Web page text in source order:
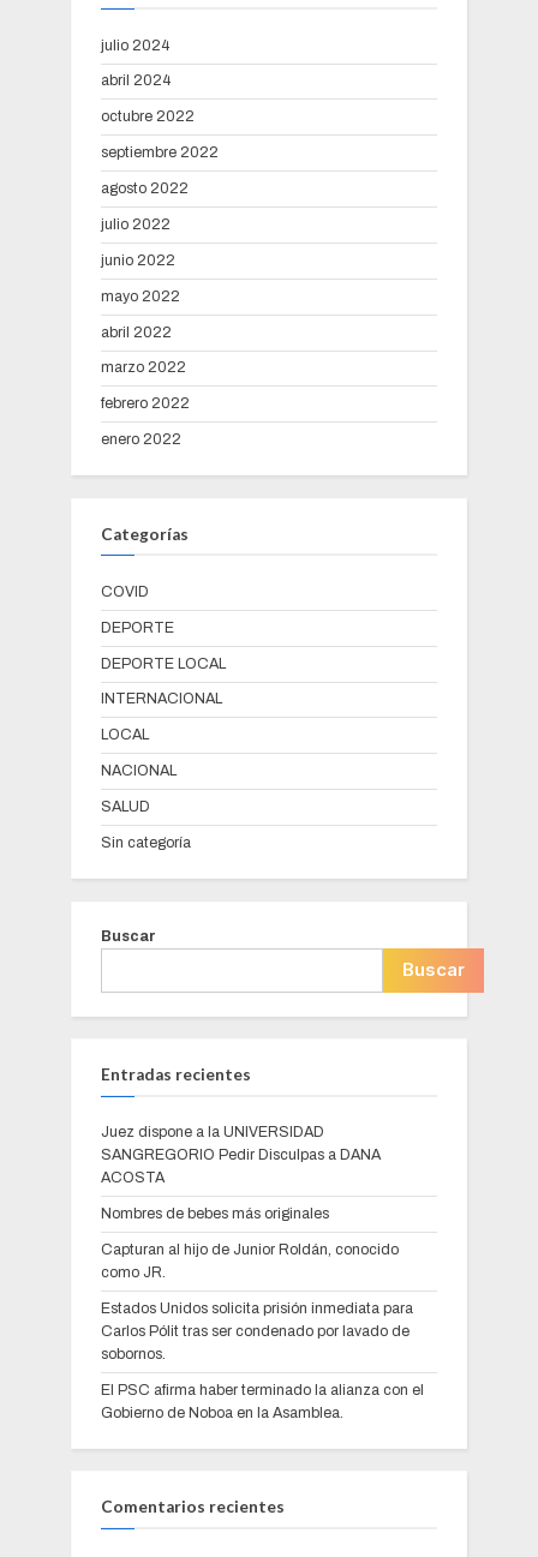
julio 2024
abril 2024
octubre 2022
septiembre 2022
agosto 2022
julio 2022
junio 2022
mayo 2022
abril 2022
marzo 2022
febrero 2022
enero 2022
Categorías
COVID
DEPORTE
DEPORTE LOCAL
INTERNACIONAL
LOCAL
NACIONAL
SALUD
Sin categoría
Buscar
Buscar
Entradas recientes
Juez dispone a la UNIVERSIDAD
SANGREGORIO Pedir Disculpas a DANA
ACOSTA
Nombres de bebes más originales
Capturan al hijo de Junior Roldán, conocido
como JR.
Estados Unidos solicita prisión inmediata para
Carlos Pólit tras ser condenado por lavado de
sobornos.
El PSC afirma haber terminado la alianza con el
Gobierno de Noboa en la Asamblea.
Comentarios recientes